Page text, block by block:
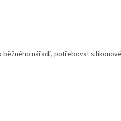
nářadí, potřebovat